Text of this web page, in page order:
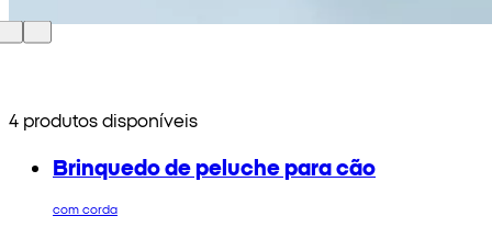
4 produtos disponíveis
Brinquedo de peluche para cão
com corda